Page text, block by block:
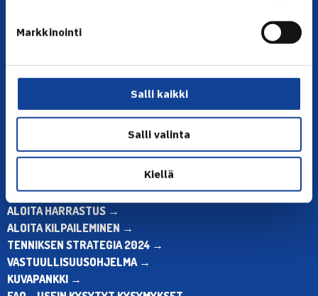
Markkinointi
Salli kaikki
Salli valinta
Kiellä
YHTEYSTIEDOT
Olympiastadion, Paavo Nurmen tie 1, 00250 Helsinki
ma-pe klo 10.00-12.00
Muina aikoina olkaa yhteydessä
sähköpostitse: toimisto@tennis.fi
ALOITA HARRASTUS →
ALOITA KILPAILEMINEN →
TENNIKSEN STRATEGIA 2024 →
VASTUULLISUUSOHJELMA →
KUVAPANKKI →